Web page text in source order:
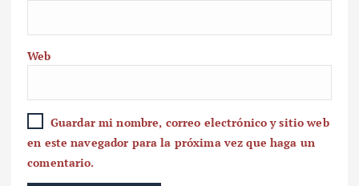
Web
Guardar mi nombre, correo electrónico y sitio web
en este navegador para la próxima vez que haga un
comentario.